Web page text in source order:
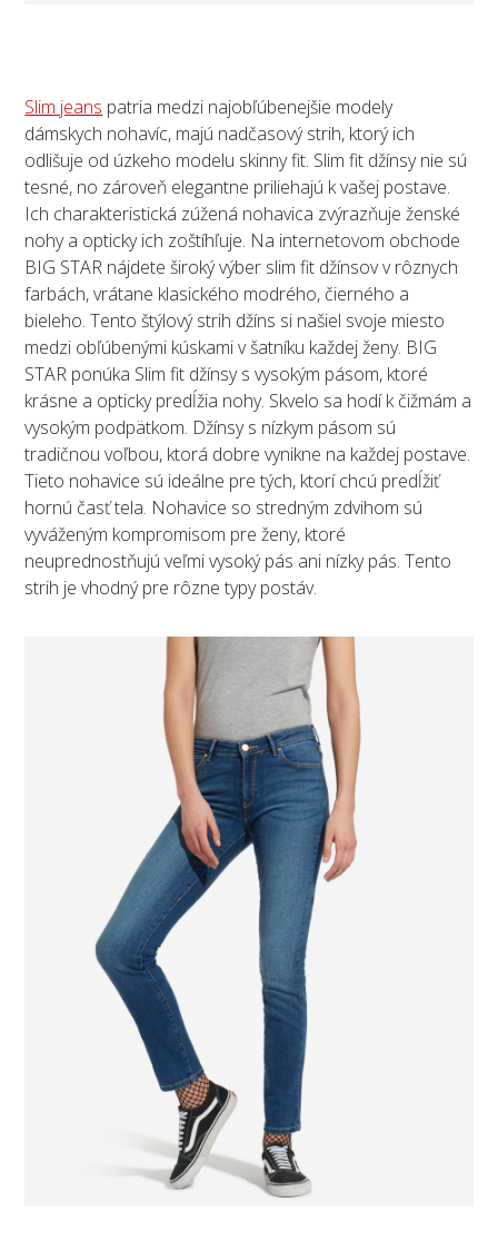
Slim jeans patria medzi najobľúbenejšie modely
dámskych nohavíc, majú nadčasový strih, ktorý ich
odlišuje od úzkeho modelu skinny fit. Slim fit džínsy nie sú
tesné, no zároveň elegantne priliehajú k vašej postave.
Ich charakteristická zúžená nohavica zvýrazňuje ženské
nohy a opticky ich zoštíhľuje. Na internetovom obchode
BIG STAR nájdete široký výber slim fit džínsov v rôznych
farbách, vrátane klasického modrého, čierného a
bieleho. Tento štýlový strih džíns si našiel svoje miesto
medzi obľúbenými kúskami v šatníku každej ženy. BIG
STAR ponúka Slim fit džínsy s vysokým pásom, ktoré
krásne a opticky predĺžia nohy. Skvelo sa hodí k čižmám a
vysokým podpätkom. Džínsy s nízkym pásom sú
tradičnou voľbou, ktorá dobre vynikne na každej postave.
Tieto nohavice sú ideálne pre tých, ktorí chcú predĺžiť
hornú časť tela. Nohavice so stredným zdvihom sú
vyváženým kompromisom pre ženy, ktoré
neuprednostňujú veľmi vysoký pás ani nízky pás. Tento
strih je vhodný pre rôzne typy postáv.